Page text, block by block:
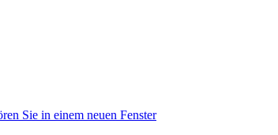
Sie in einem neuen Fenster